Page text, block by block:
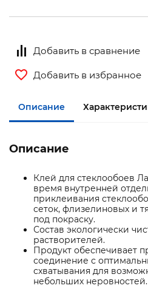
Добавить в сравнение
Добавить в избранное
Описание
Описание
Клей для стеклообоев
время внутренней
приклеивания
сеток, флизелиновых и
под покраску.
Состав экологически
растворителей.
Продукт обеспечивает
соединение с
схватывания для
небольших неровностей.